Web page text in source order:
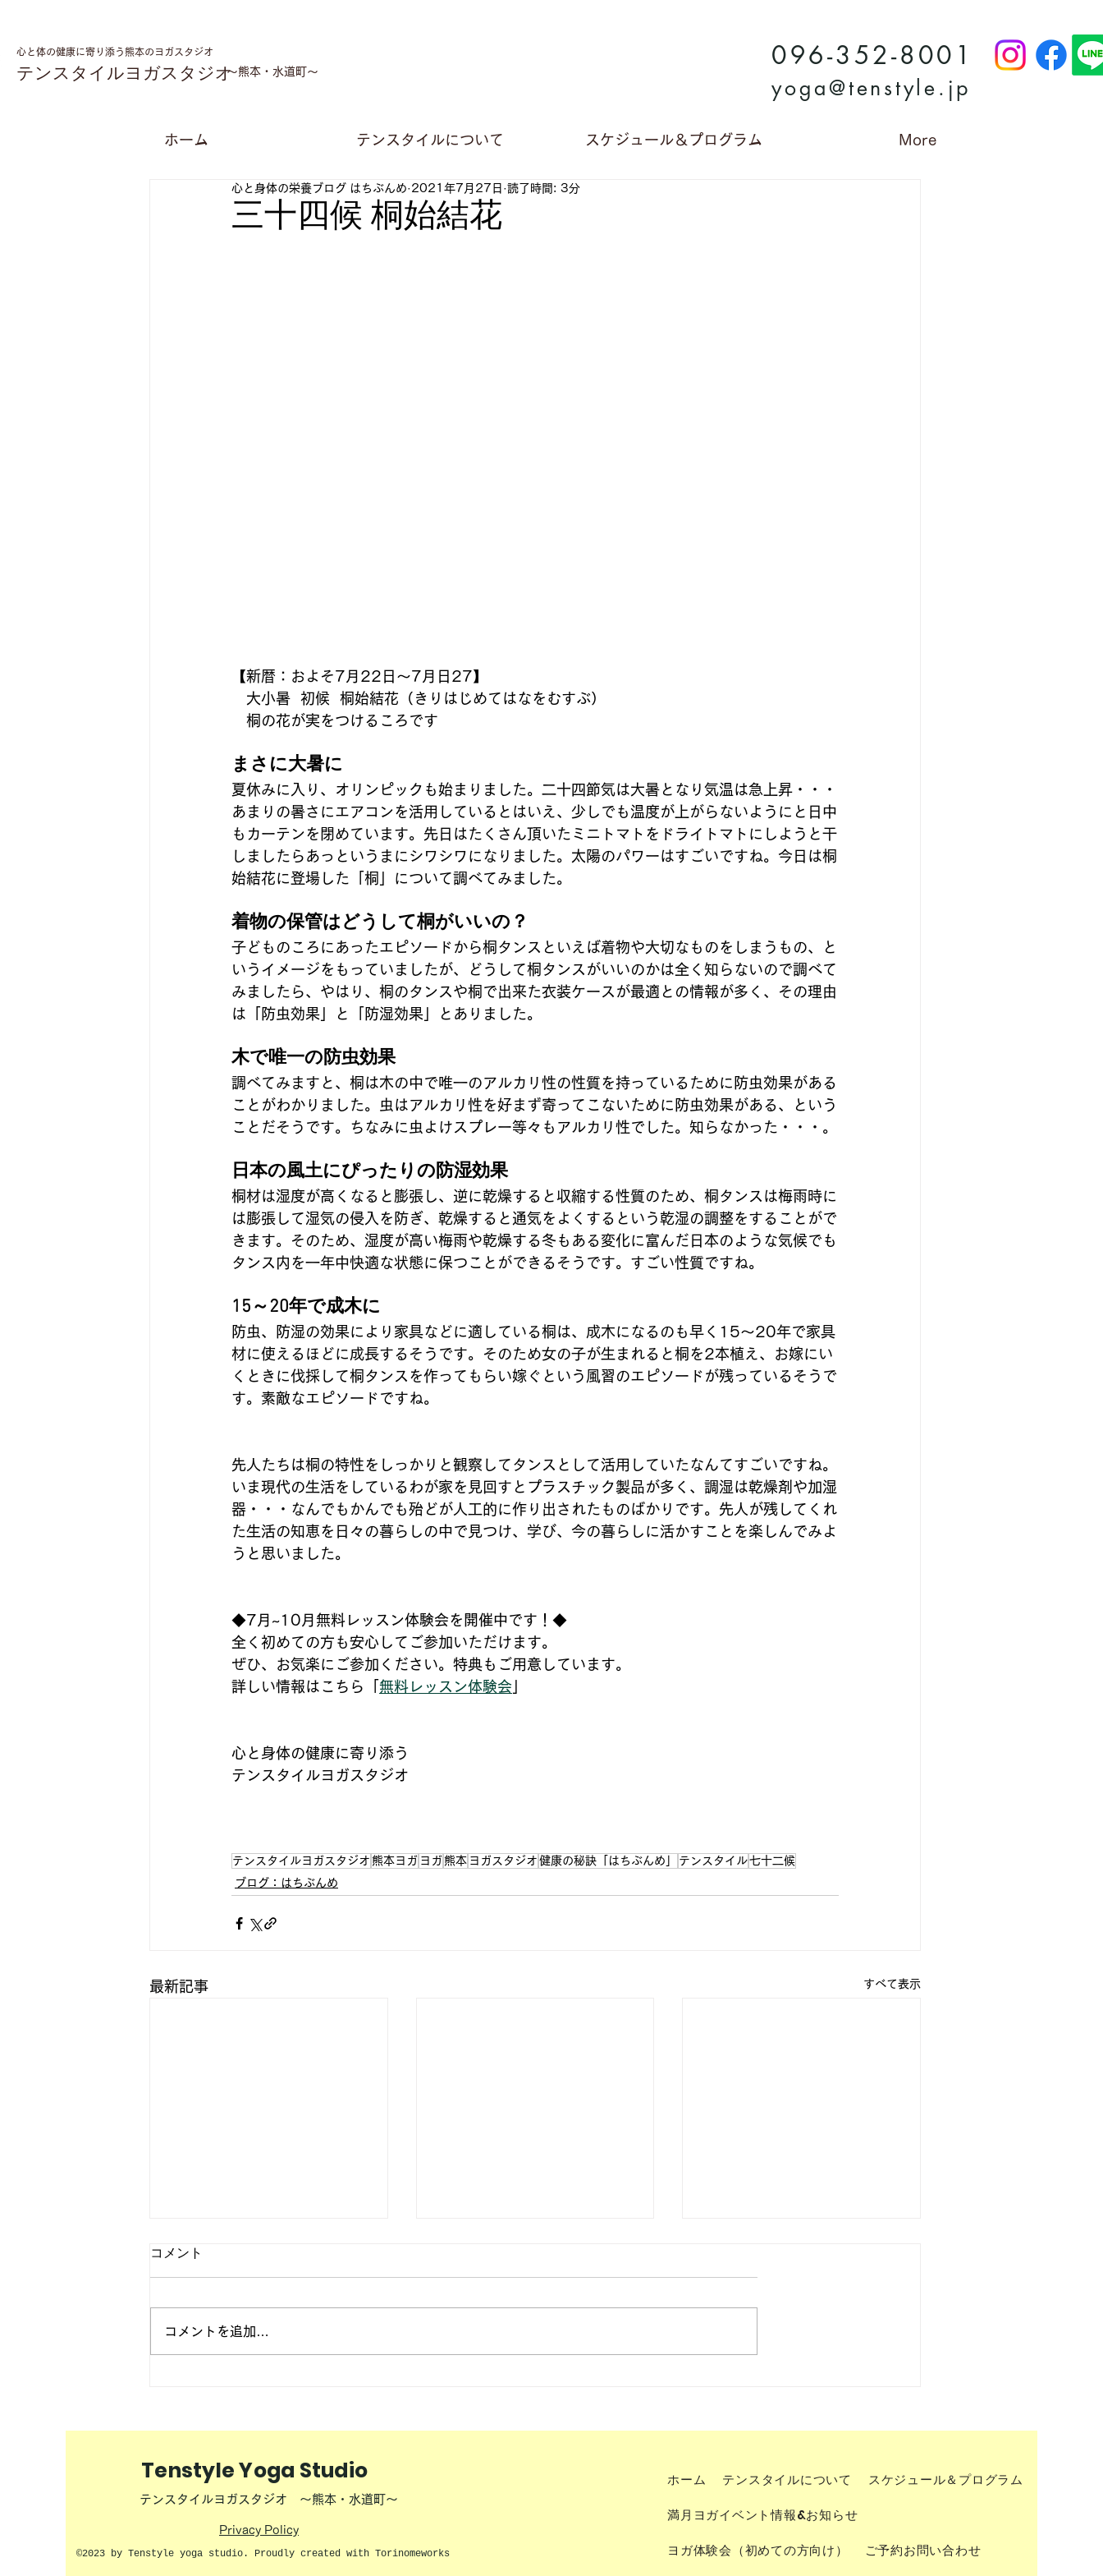
テンスタイルヨガスタジオ
心と体の健康に寄り添う熊本のヨガスタジオ
​～熊本・水道町～ 096-352-8001
yoga@tenstyle.jp
ホーム テンスタイルについて スケジュール＆プログラム More
三十四候 桐始結花
心と身体の栄養ブログ はちぶんめ 2021年7月27日 読了時間: 3分
【新暦：およそ7月22日～7月日27】
大小暑  初候  桐始結花（きりはじめてはなをむすぶ）
桐の花が実をつけるころです
まさに大暑に
夏休みに入り、オリンピックも始まりました。二十四節気は大暑となり気温は急上昇・・・
あまりの暑さにエアコンを活用しているとはいえ、少しでも温度が上がらないようにと日中
もカーテンを閉めています。先日はたくさん頂いたミニトマトをドライトマトにしようと干
しましたらあっというまにシワシワになりました。太陽のパワーはすごいですね。今日は桐
始結花に登場した「桐」について調べてみました。
着物の保管はどうして桐がいいの？
子どものころにあったエピソードから桐タンスといえば着物や大切なものをしまうもの、と
いうイメージをもっていましたが、どうして桐タンスがいいのかは全く知らないので調べて
みましたら、やはり、桐のタンスや桐で出来た衣装ケースが最適との情報が多く、その理由
は「防虫効果」と「防湿効果」とありました。
木で唯一の防虫効果
調べてみますと、桐は木の中で唯一のアルカリ性の性質を持っているために防虫効果がある
ことがわかりました。虫はアルカリ性を好まず寄ってこないために防虫効果がある、という
ことだそうです。ちなみに虫よけスプレー等々もアルカリ性でした。知らなかった・・・。
日本の風土にぴったりの防湿効果
桐材は湿度が高くなると膨張し、逆に乾燥すると収縮する性質のため、桐タンスは梅雨時に
は膨張して湿気の侵入を防ぎ、乾燥すると通気をよくするという乾湿の調整をすることがで
きます。そのため、湿度が高い梅雨や乾燥する冬もある変化に富んだ日本のような気候でも
タンス内を一年中快適な状態に保つことができるそうです。すごい性質ですね。
15～20年で成木に
防虫、防湿の効果により家具などに適している桐は、成木になるのも早く15～20年で家具
材に使えるほどに成長するそうです。そのため女の子が生まれると桐を2本植え、お嫁にい
くときに伐採して桐タンスを作ってもらい嫁ぐという風習のエピソードが残っているそうで
す。素敵なエピソードですね。
先人たちは桐の特性をしっかりと観察してタンスとして活用していたなんてすごいですね。
いま現代の生活をしているわが家を見回すとプラスチック製品が多く、調湿は乾燥剤や加湿
器・・・なんでもかんでも殆どが人工的に作り出されたものばかりです。先人が残してくれ
た生活の知恵を日々の暮らしの中で見つけ、学び、今の暮らしに活かすことを楽しんでみよ
うと思いました。
◆7月~10月無料レッスン体験会を開催中です！◆
全く初めての方も安心してご参加いただけます。
ぜひ、お気楽にご参加ください。特典もご用意しています。
詳しい情報はこちら「 無料レッスン体験会
心と身体の健康に寄り添う
テンスタイルヨガスタジオ
テンスタイルヨガスタジオ 熊本ヨガ ヨガ熊本 ヨガスタジオ 健康の秘訣「はちぶんめ」 テンスタイル七十二候
ブログ：はちぶんめ
最新記事 すべて表示
睡眠の起源とは？
コメント
コメントを追加…
Tenstyle Yoga Studio
テンスタイルヨガスタジオ ～熊本・水道町～
Privacy Policy
©2023 by Tenstyle yoga studio. Proudly created with Torinomeworks
ホーム テンスタイルについて スケジュール＆プログラム
満月ヨガイベント情報&お知らせ
ヨガ体験会（初めての方向け） ご予約お問い合わせ